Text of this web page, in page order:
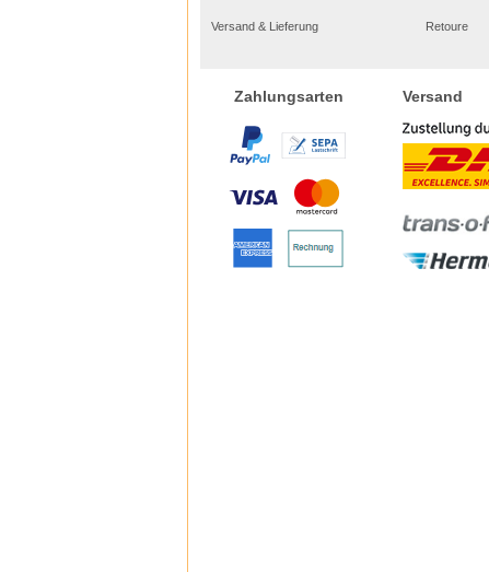
Versand & Lieferung Retoure
Zahlungsarten Versand